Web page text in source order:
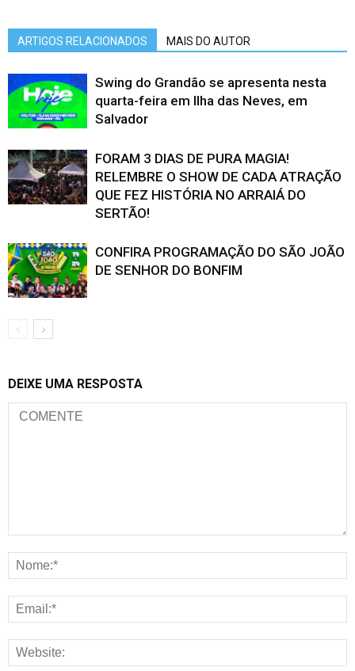
ARTIGOS RELACIONADOS MAIS DO AUTOR
Swing do Grandão se apresenta nesta
quarta-feira em Ilha das Neves, em
Salvador
FORAM 3 DIAS DE PURA MAGIA!
RELEMBRE O SHOW DE CADA ATRAÇÃO
QUE FEZ HISTÓRIA NO ARRAIÁ DO
SERTÃO!
CONFIRA PROGRAMAÇÃO DO SÃO JOÃO
DE SENHOR DO BONFIM
DEIXE UMA RESPOSTA